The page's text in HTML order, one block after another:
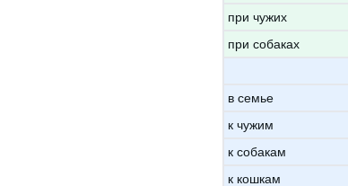
при чужих
при собаках
в семье
к чужим
к собакам
к кошкам